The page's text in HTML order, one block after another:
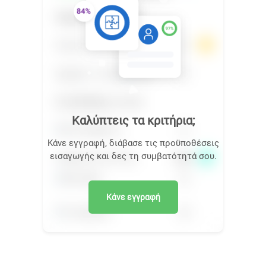
Καλύπτεις τα κριτήρια;
Κάνε εγγραφή, διάβασε τις προϋποθέσεις
εισαγωγής και δες τη συμβατότητά σου.
Κάνε εγγραφή